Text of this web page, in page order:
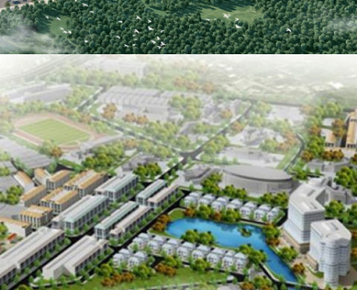
KHU ĐÔ THỊ MỚI TMS LAND ĐẦM CÓI